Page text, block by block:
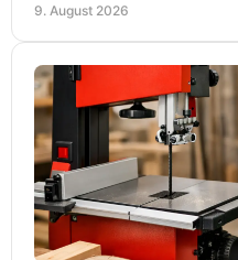
9. August 2026